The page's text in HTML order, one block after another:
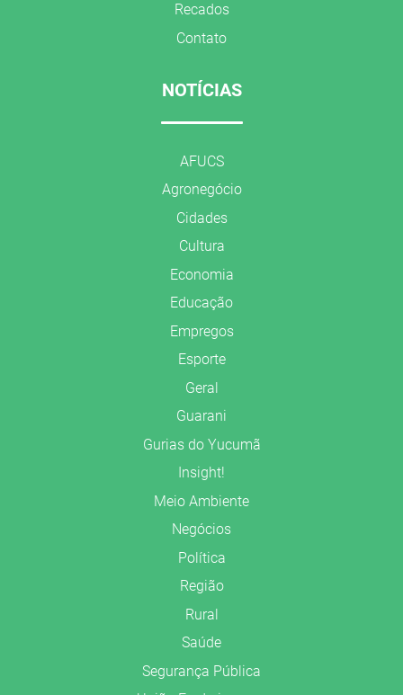
Recados
Contato
NOTÍCIAS
AFUCS
Agronegócio
Cidades
Cultura
Economia
Educação
Empregos
Esporte
Geral
Guarani
Gurias do Yucumã
Insight!
Meio Ambiente
Negócios
Política
Região
Rural
Saúde
Segurança Pública